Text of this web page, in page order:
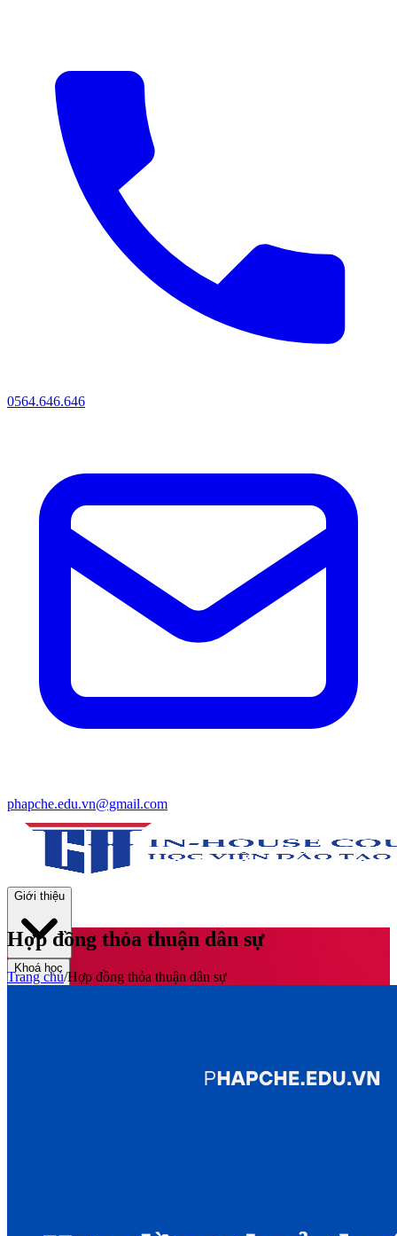
0564.646.646
phapche.edu.vn@gmail.com
Giới thiệu
Khoá học
Hợp đồng thỏa thuận dân sự
Trang chủ/Hợp đồng thỏa thuận dân sự